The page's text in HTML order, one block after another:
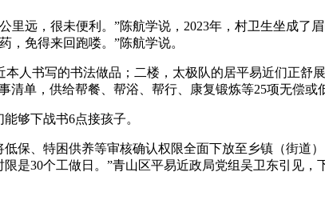
，很未便利。”陈航学说，2023年，村卫生坐成了
免得来回跑喽。”陈航学说。
书写的书法做品；二楼，太极队的居平易近们正舒
单，供给帮餐、帮浴、帮行、康复锻炼等25项无偿或
够下战书6点接孩子。
、特困供养等审核确认权限全面下放至乡镇（街道
是30个工做日。”青山区平易近政局党组吴卫东引见